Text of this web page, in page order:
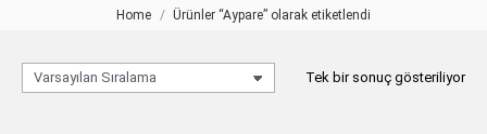
You are here:
Home Ürünler “Aypare” olarak etiketlendi
Tek bir sonuç gösteriliyor